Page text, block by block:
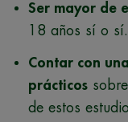
Ser mayor de
18 años sí o sí.
Contar con
prácticos
de estos